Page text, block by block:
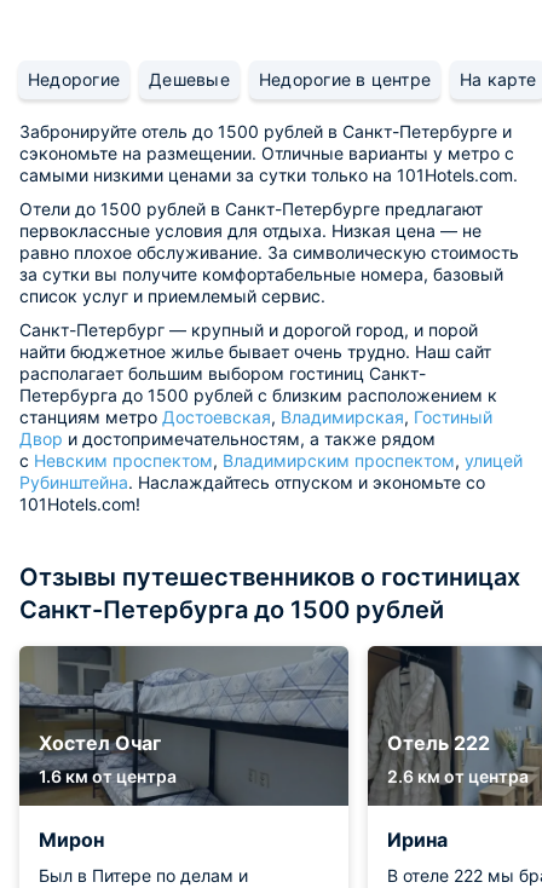
Недорогие Дешевые Недорогие в центре На карте
Забронируйте отель до 1500 рублей в Санкт-Петербурге и
сэкономьте на размещении. Отличные варианты у метро с
самыми низкими ценами за сутки только на 101Hotels.com.
Отели до 1500 рублей в Санкт-Петербурге предлагают
первоклассные условия для отдыха. Низкая цена — не
равно плохое обслуживание. За символическую стоимость
за сутки вы получите комфортабельные номера, базовый
список услуг и приемлемый сервис.
Санкт-Петербург — крупный и дорогой город, и порой
найти бюджетное жилье бывает очень трудно. Наш сайт
располагает большим выбором гостиниц Санкт-
Петербурга до 1500 рублей с близким расположением к
станциям метро Достоевская, Владимирская, Гостиный
Двор и достопримечательностям, а также рядом
с Невским проспектом, Владимирским проспектом, улицей
Рубинштейна. Наслаждайтесь отпуском и экономьте со
101Hotels.com!
Отзывы путешественников о гостиницах
Санкт-Петербурга до 1500 рублей
Хостел Очаг
1.6 км от центра
Мирон
Был в Питере по делам и
Отель 222
2.6 км от центра
Ирина
В отеле 222 мы брали